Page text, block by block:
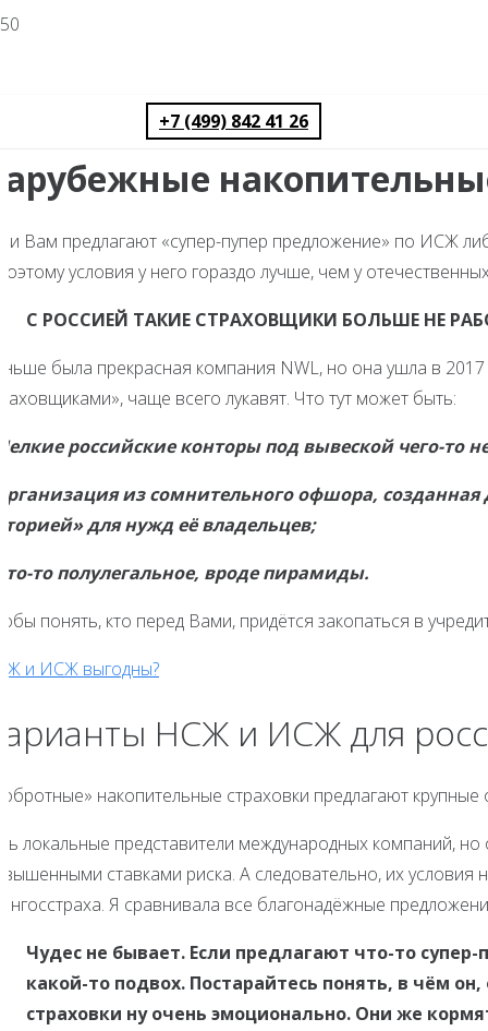
+7 (499) 842 41 26
Вам предлагают «супер-пупер предложение» по ИСЖ
условия у него гораздо лучше, чем у
С РОССИЕЙ ТАКИЕ СТРАХОВЩИКИ БОЛЬШЕ НЕ
была прекрасная компания NWL, но она ушла в
чаще всего лукавят. Что тут может быть:
российские конторы под вывеской чего-то
из сомнительного офшора,
для нужд её владельцев;
то полулегальное, вроде пирамиды.
понять, кто перед Вами, придётся закопаться в
и ИСЖ выгодны?
НСЖ и ИСЖ для
накопительные страховки предлагают
локальные представители международных компаний,
ставками риска. А следовательно, их условия
Я сравнивала все благонадёжные
Чудес не бывает. Если предлагают что-то
какой-то подвох. Постарайтесь понять, в чём
страховки ну очень эмоционально. Они же